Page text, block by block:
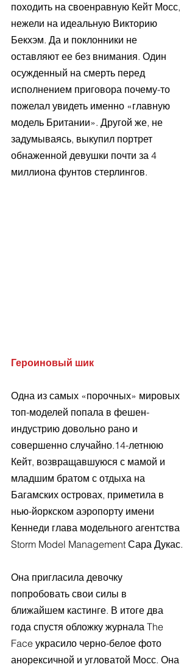
походить на своенравную Кейт Мосс,
нежели на идеальную Викторию
Бекхэм. Да и поклонники не
оставляют ее без внимания. Один
осужденный на смерть перед
исполнением приговора почему-то
пожелал увидеть именно «главную
модель Британии». Другой же, не
задумываясь, выкупил портрет
обнаженной девушки почти за 4
миллиона фунтов стерлингов.
Героиновый шик
Одна из самых «порочных» мировых
топ-моделей попала в фешен-
индустрию довольно рано и
совершенно случайно.14-летнюю
Кейт, возвращавшуюся с мамой и
младшим братом с отдыха на
Багамских островах, приметила в
нью-йоркском аэропорту имени
Кеннеди глава модельного агентства
Storm Model Management Сара Дукас.
Она пригласила девочку
попробовать свои силы в
ближайшем кастинге. В итоге два
года спустя обложку журнала The
Face украсило черно-белое фото
анорексичной и угловатой Мосс. Она